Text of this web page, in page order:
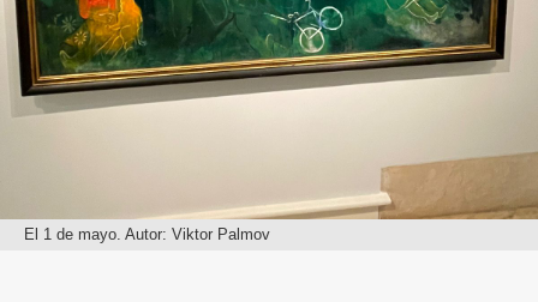
El 1 de mayo. Autor: Viktor Palmov